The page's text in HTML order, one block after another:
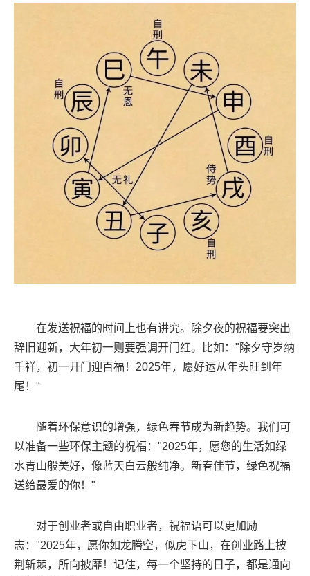
在发送祝福的时间上也有讲究。除夕夜的祝福要突出
辞旧迎新，大年初一则要强调开门红。比如："除夕守岁纳
千祥，初一开门迎百福！2025年，愿好运从年头旺到年
尾！"
随着环保意识的增强，绿色春节成为新趋势。我们可
以准备一些环保主题的祝福："2025年，愿您的生活如绿
水青山般美好，像蓝天白云般纯净。新春佳节，绿色祝福
送给最爱的你！"
对于创业者或自由职业者，祝福语可以更加励
志："2025年，愿你如龙腾空，似虎下山，在创业路上披
荆斩棘，所向披靡！记住，每一个坚持的日子，都是通向